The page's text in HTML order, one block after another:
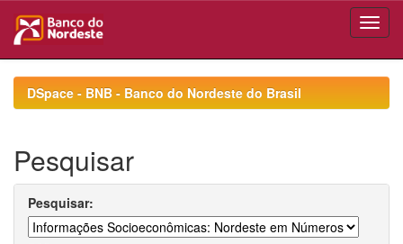
navigationDSpace - BNB - Banco do Nordeste do Brasil
Pesquisar
Pesquisar: